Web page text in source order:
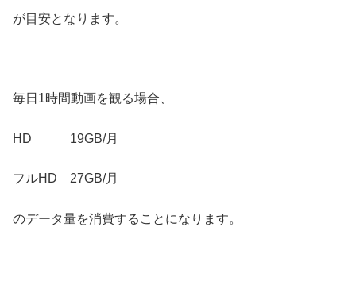
が目安となります。
毎日1時間動画を観る場合、
HD 19GB/月
フルHD 27GB/月
のデータ量を消費することになります。